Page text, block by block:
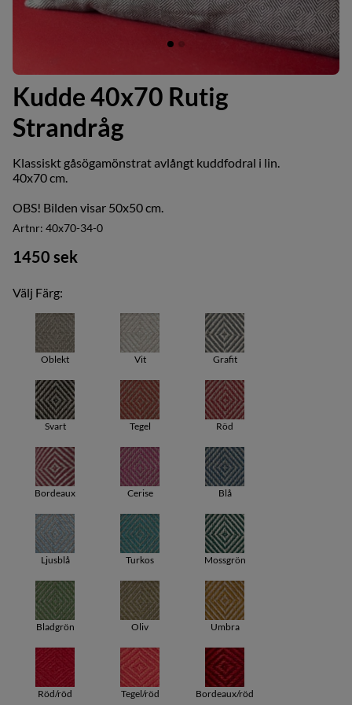
Kudde 40x70 Rutig
Strandråg
Klassiskt gåsögamönstrat avlångt kuddfodral i lin.
40x70 cm.
OBS! Bilden visar 50x50 cm.
Artnr: 40x70-34-0
1450 sek
Välj Färg:
Oblekt Vit Grafit
Svart Tegel Röd
Bordeaux Cerise Blå
Ljusblå Turkos Mossgrön
Bladgrön Oliv Umbra
Röd/röd Tegel/röd Bordeaux/röd